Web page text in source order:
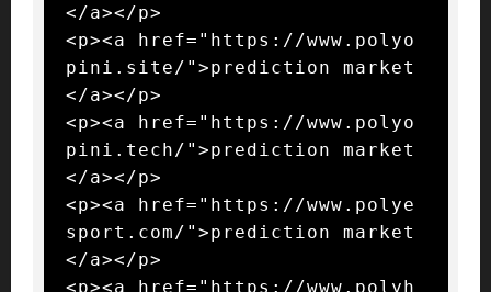
</a></p>
<p><a href="https://www.polyo
pini.site/">prediction market
</a></p>
<p><a href="https://www.polyo
pini.tech/">prediction market
</a></p>
<p><a href="https://www.polye
sport.com/">prediction market
</a></p>
<p><a href="https://www.polyh